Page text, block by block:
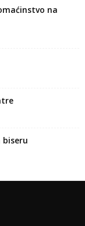
na
biseru